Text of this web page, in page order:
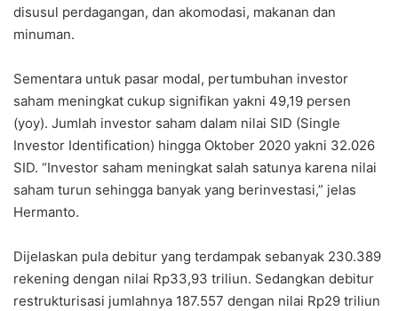
disusul perdagangan, dan akomodasi, makanan dan
minuman.
Sementara untuk pasar modal, pertumbuhan investor
saham meningkat cukup signifikan yakni 49,19 persen
(yoy). Jumlah investor saham dalam nilai SID (Single
Investor Identification) hingga Oktober 2020 yakni 32.026
SID. “Investor saham meningkat salah satunya karena nilai
saham turun sehingga banyak yang berinvestasi,” jelas
Hermanto.
Dijelaskan pula debitur yang terdampak sebanyak 230.389
rekening dengan nilai Rp33,93 triliun. Sedangkan debitur
restrukturisasi jumlahnya 187.557 dengan nilai Rp29 triliun